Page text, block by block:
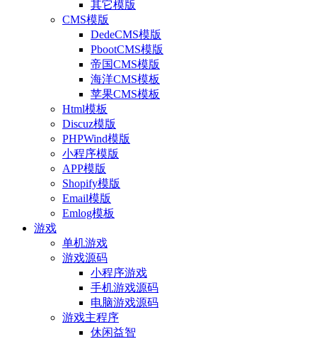
其它模版
CMS模版
DedeCMS模版
PbootCMS模版
帝国CMS模版
海洋CMS模板
苹果CMS模板
Html模板
Discuz模版
PHPWind模版
小程序模版
APP模版
Shopify模版
Email模版
Emlog模板
游戏
单机游戏
游戏源码
小程序游戏
手机游戏源码
电脑游戏源码
游戏主程序
休闲益智